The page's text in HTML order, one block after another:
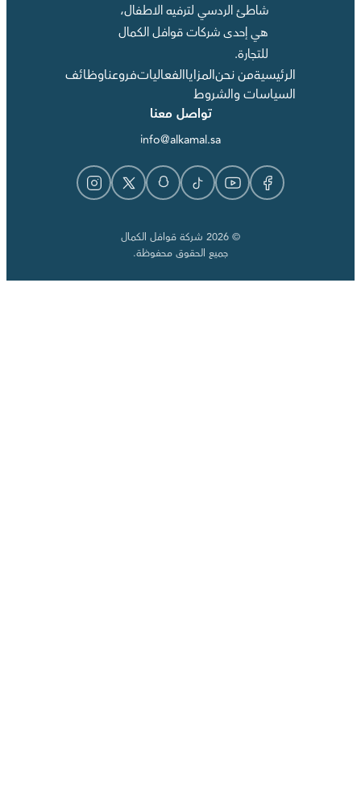
شاطئ الردسي لترفيه الاطفال،
هي إحدى شركات قوافل الكمال
للتجارة.
الرئيسيةمن نحنالمزاياالفعالياتفروعناوظائف
السياسات والشروط
تواصل معنا
info@alkamal.sa
© 2026 شركة قوافل الكمال
جميع الحقوق محفوظة.